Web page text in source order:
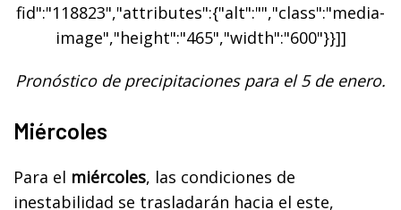
fid":"118823","attributes":{"alt":"","class":"media-
image","height":"465","width":"600"}}]]
Pronóstico de precipitaciones para el 5 de enero.
Miércoles
Para el miércoles, las condiciones de
inestabilidad se trasladarán hacia el este,